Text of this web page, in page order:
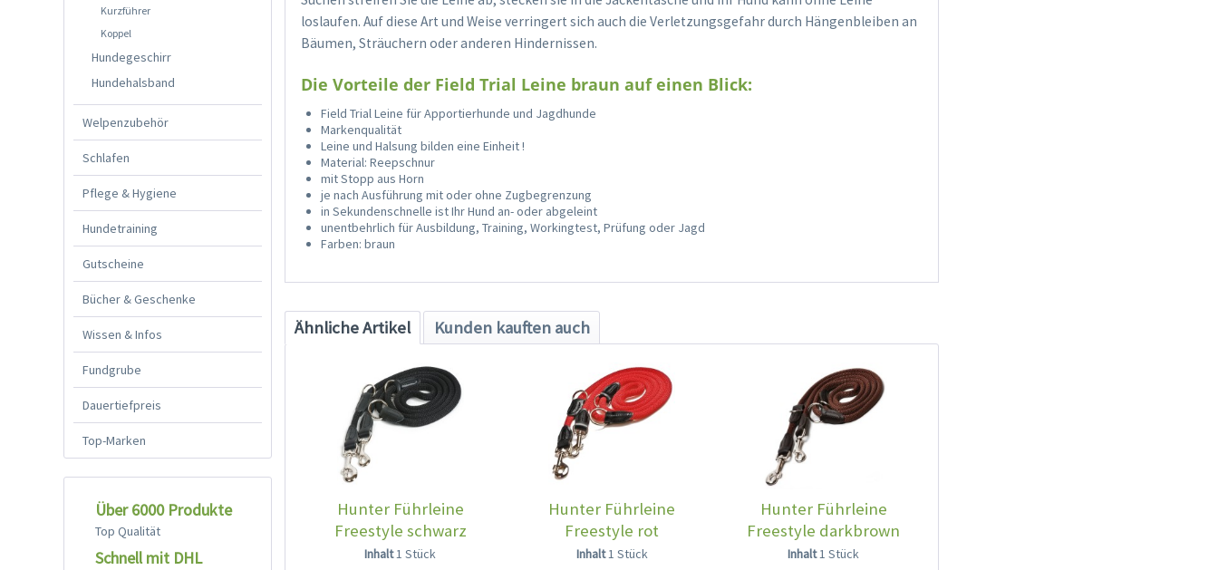
Kurzführer
Koppel
Hundegeschirr
Hundehalsband
Welpenzubehör
Schlafen
Pflege & Hygiene
Hundetraining
Gutscheine
Bücher & Geschenke
Wissen & Infos
Fundgrube
Dauertiefpreis
Top-Marken
Über 6000 Produkte
Top Qualität
Schnell mit DHL
loslaufen. Auf diese Art und Weise verringert sich auch die Verletzungsgefahr durch Hängenbleiben an
Bäumen, Sträuchern oder anderen Hindernissen.
Die Vorteile der Field Trial Leine braun auf einen Blick:
Field Trial Leine für Apportierhunde und Jagdhunde
Markenqualität
Leine und Halsung bilden eine Einheit !
Material: Reepschnur
mit Stopp aus Horn
je nach Ausführung mit oder ohne Zugbegrenzung
in Sekundenschnelle ist Ihr Hund an- oder abgeleint
unentbehrlich für Ausbildung, Training, Workingtest, Prüfung oder Jagd
Farben: braun
Ähnliche Artikel Kunden kauften auch
Hunter Führleine
Freestyle schwarz
Inhalt1 Stück
Hunter Führleine
Freestyle rot
Inhalt1 Stück
Hunter Führleine
Freestyle darkbrown
Inhalt1 Stück